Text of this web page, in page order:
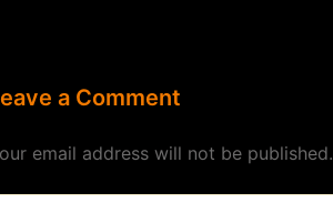
a Comment
email address will not be published.